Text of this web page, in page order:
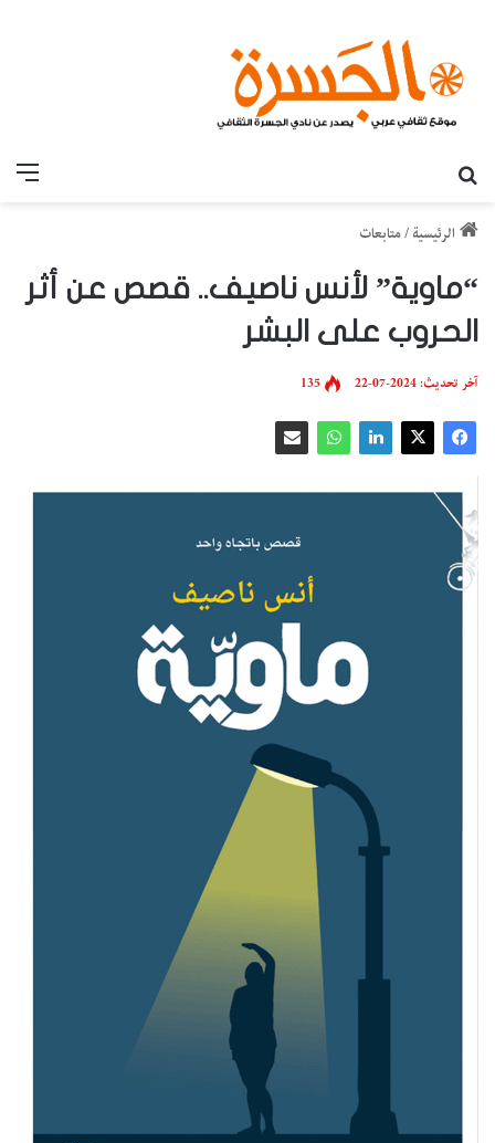
الرئيسية /متابعات
“ماوية” لأنس ناصيف.. قصص عن أثر
الحروب على البشر
آخر تحديث: 2024-07-22 135